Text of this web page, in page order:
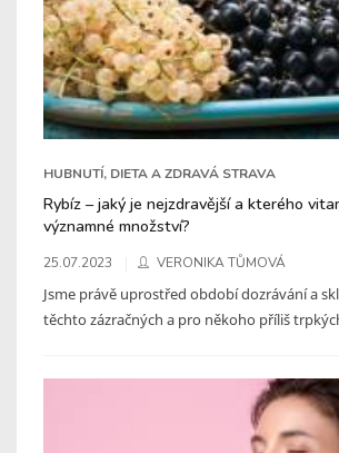
HUBNUTÍ, DIETA A ZDRAVÁ STRAVA
Rybíz – jaký je nejzdravější a kterého
významné množství?
25.07.2023 VERONIKA TŮMOVÁ
Jsme právě uprostřed období dozrávání a
těchto zázračných a pro někoho příliš